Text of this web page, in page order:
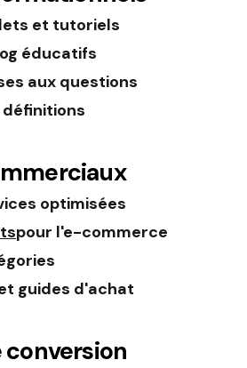
et tutoriels
éducatifs
aux questions
optimisées
pour l'e-commerce
guides d'achat